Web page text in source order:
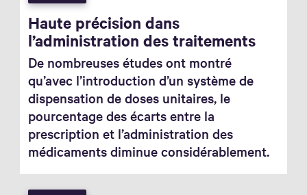
Haute précision dans
l’administration des traitements
De nombreuses études ont montré
qu’avec l’introduction d’un système de
dispensation de doses unitaires, le
pourcentage des écarts entre la
prescription et l’administration des
médicaments diminue considérablement.